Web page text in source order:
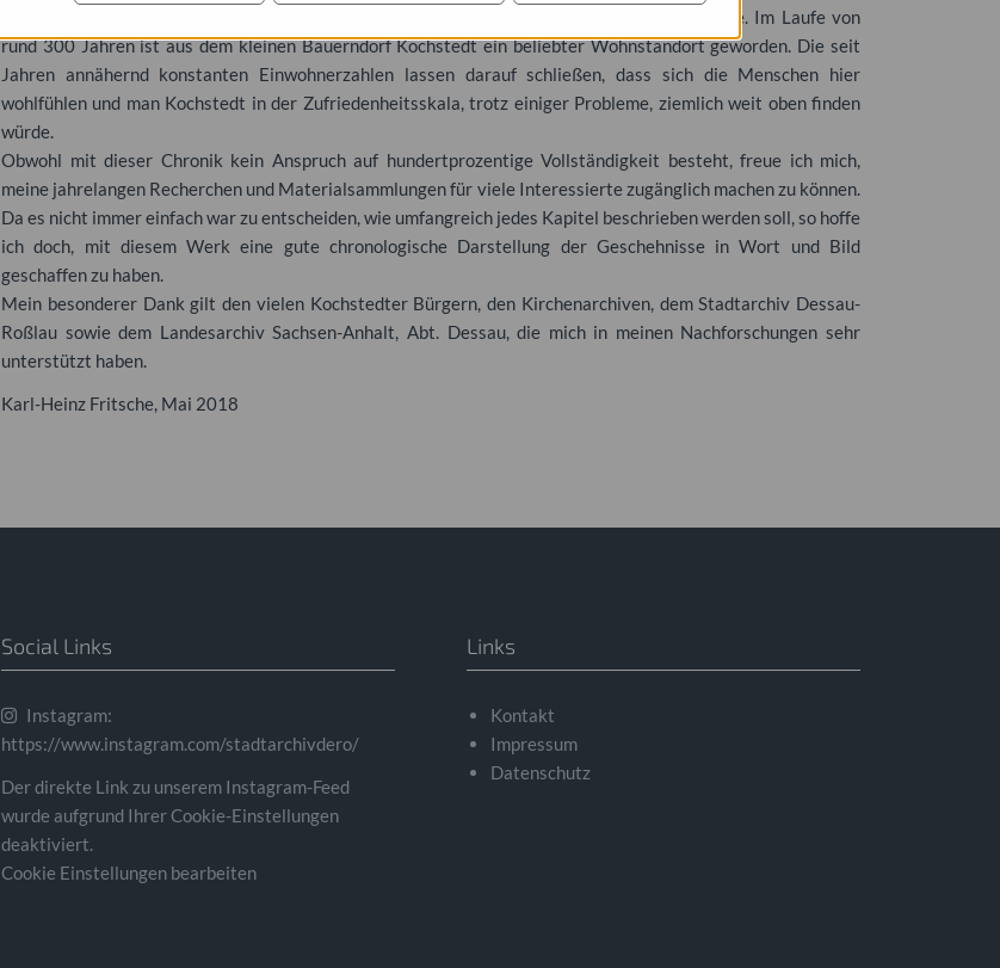
die Waldsiedlung mit ihrer ruhigen, bewaldeten Umgebung eine einmalige Wohnatmosphäre. Im Laufe von
rund 300 Jahren ist aus dem kleinen Bauerndorf Kochstedt ein beliebter Wohnstandort geworden. Die seit
Jahren annähernd konstanten Einwohnerzahlen lassen darauf schließen, dass sich die Menschen hier
wohlfühlen und man Kochstedt in der Zufriedenheitsskala, trotz einiger Probleme, ziemlich weit oben finden
würde.
Obwohl mit dieser Chronik kein Anspruch auf hundertprozentige Vollständigkeit besteht, freue ich mich,
meine jahrelangen Recherchen und Materialsammlungen für viele Interessierte zugänglich machen zu können.
Da es nicht immer einfach war zu entscheiden, wie umfangreich jedes Kapitel beschrieben werden soll, so hoffe
ich doch, mit diesem Werk eine gute chronologische Darstellung der Geschehnisse in Wort und Bild
geschaffen zu haben.
Mein besonderer Dank gilt den vielen Kochstedter Bürgern, den Kirchenarchiven, dem Stadtarchiv Dessau-
Roßlau sowie dem Landesarchiv Sachsen-Anhalt, Abt. Dessau, die mich in meinen Nachforschungen sehr
unterstützt haben.
Karl-Heinz Fritsche, Mai 2018
Social Links
Instagram:
https://www.instagram.com/stadtarchivdero/
Der direkte Link zu unserem Instagram-Feed
wurde aufgrund Ihrer Cookie-Einstellungen
deaktiviert.
Cookie Einstellungen bearbeiten
Links
Kontakt
Impressum
Datenschutz